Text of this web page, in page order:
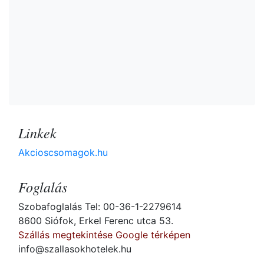
Linkek
Akcioscsomagok.hu
Foglalás
Szobafoglalás Tel: 00-36-1-2279614
8600 Siófok, Erkel Ferenc utca 53.
Szállás megtekintése Google térképen
info@szallasokhotelek.hu